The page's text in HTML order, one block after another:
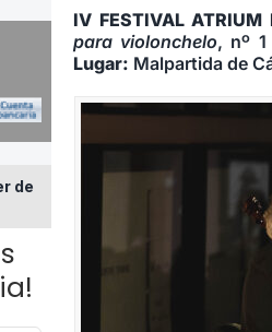
de
IV FESTIVAL ATRIUM
para violonchelo, nº
Lugar: Malpartida de